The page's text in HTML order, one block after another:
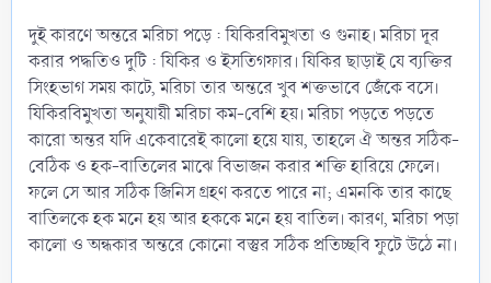
দুই কারণে অন্তরে মরিচা পড়ে : যিকিরবিমুখতা ও গুনাহ। মরিচা দূর
করার পদ্ধতিও দুটি : যিকির ও ইসতিগফার। যিকির ছাড়াই যে ব্যক্তির
সিংহভাগ সময় কাটে, মরিচা তার অন্তরে খুব শক্তভাবে জেঁকে বসে।
যিকিরবিমুখতা অনুযায়ী মরিচা কম-বেশি হয়। মরিচা পড়তে পড়তে
কারো অন্তর যদি একেবারেই কালো হয়ে যায়, তাহলে ঐ অন্তর সঠিক-
বেঠিক ও হক-বাতিলের মাঝে বিভাজন করার শক্তি হারিয়ে ফেলে।
ফলে সে আর সঠিক জিনিস গ্রহণ করতে পারে না; এমনকি তার কাছে
বাতিলকে হক মনে হয় আর হককে মনে হয় বাতিল। কারণ, মরিচা পড়া
কালো ও অন্ধকার অন্তরে কোনো বস্তুর সঠিক প্রতিচ্ছবি ফুটে উঠে না।